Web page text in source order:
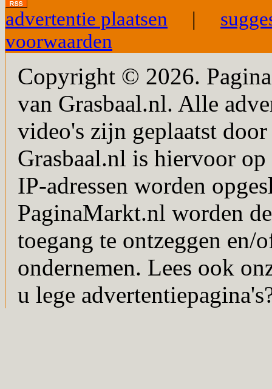
advertentie plaatsen |
voorwaarden
Copyright © 2026.
van Grasbaal.nl. Alle
video's zijn geplaatst
Grasbaal.nl is hiervoor
IP-adressen worden
PaginaMarkt.nl worden
toegang te ontzeggen en/
ondernemen. Lees ook
u lege